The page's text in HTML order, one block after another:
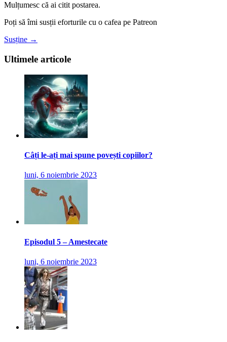
Mulțumesc că ai citit postarea.
Poți să îmi susții eforturile cu o cafea pe Patreon
Susține →
Ultimele articole
Câți le-ați mai spune povești copiilor?
luni, 6 noiembrie 2023
Episodul 5 – Amestecate
luni, 6 noiembrie 2023